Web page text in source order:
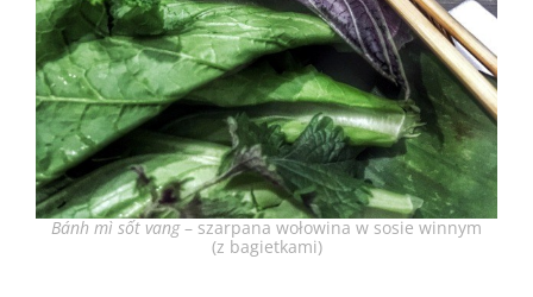
Bánh mì sốt vang– szarpana wołowina w sosie winnym
(z bagietkami)